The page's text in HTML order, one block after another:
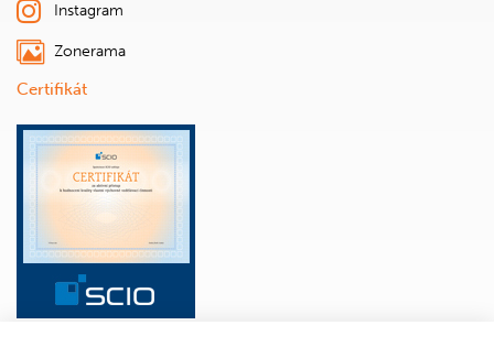
Instagram
Zonerama
Certifikát